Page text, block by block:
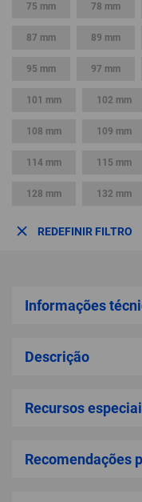
75 mm 78 mm
87 mm 89 mm
95 mm 97 mm
101 mm 102 mm
108 mm 109 mm
114 mm 115 mm
128 mm 132 mm
REDEFINIR FILTRO
Informações
Descrição
Recursos
Recomendações